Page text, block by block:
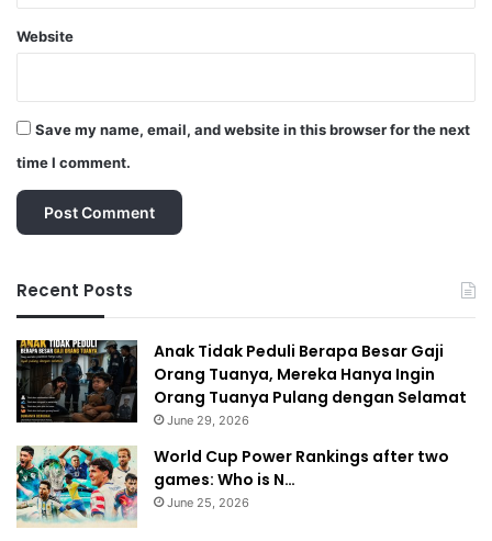
Website
Save my name, email, and website in this browser for the next
time I comment.
Recent Posts
Anak Tidak Peduli Berapa Besar Gaji
Orang Tuanya, Mereka Hanya Ingin
Orang Tuanya Pulang dengan Selamat
June 29, 2026
World Cup Power Rankings after two
games: Who is N…
June 25, 2026